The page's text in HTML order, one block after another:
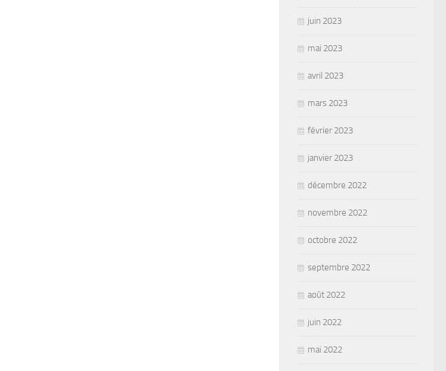
juin 2023
mai 2023
avril 2023
mars 2023
février 2023
janvier 2023
décembre 2022
novembre 2022
octobre 2022
septembre 2022
août 2022
juin 2022
mai 2022